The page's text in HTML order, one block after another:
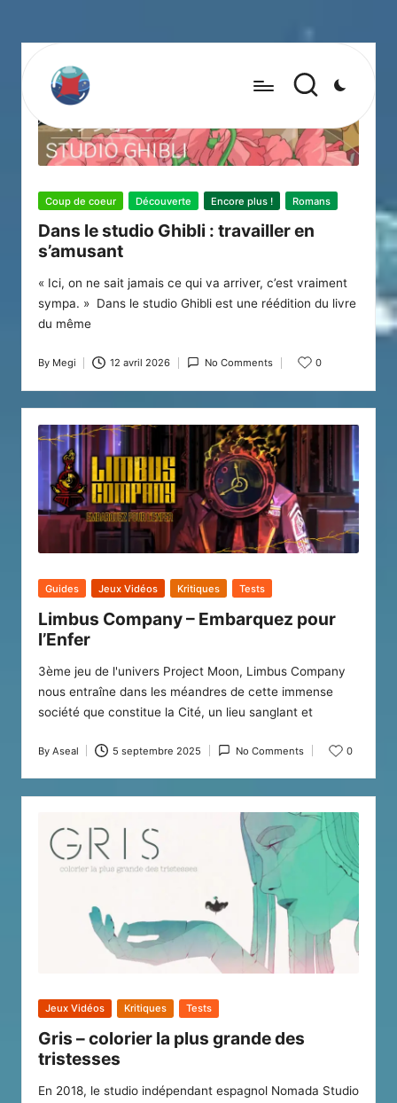
Posted
Coup de coeur Découverte Encore plus ! Romans
Dans le studio Ghibli : travailler en
s’amusant
« Ici, on ne sait jamais ce qui va arriver, c’est vraiment
sympa. » Dans le studio Ghibli est une réédition du livre
du même
Posted
by
By Megi 12 avril 2026 No Comments 0
Posted
Guides Jeux Vidéos Kritiques Tests
Limbus Company – Embarquez pour
l’Enfer
3ème jeu de l'univers Project Moon, Limbus Company
nous entraîne dans les méandres de cette immense
société que constitue la Cité, un lieu sanglant et
Posted
by
By Aseal 5 septembre 2025 No Comments 0
Posted
Jeux Vidéos Kritiques Tests
Gris – colorier la plus grande des
tristesses
En 2018, le studio indépendant espagnol Nomada Studio